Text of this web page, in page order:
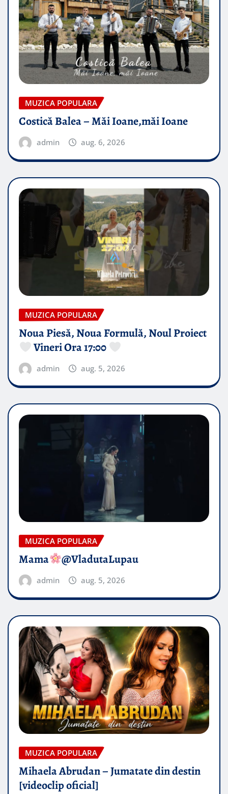
MUZICA POPULARA
Costică Balea – Măi Ioane,măi Ioane
admin aug. 6, 2026
MUZICA POPULARA
Noua Piesă, Noua Formulă, Noul Proiect
Vineri Ora 17:00
admin aug. 5, 2026
MUZICA POPULARA
Mama @VladutaLupau
admin aug. 5, 2026
MUZICA POPULARA
Mihaela Abrudan – Jumatate din destin
[videoclip oficial]